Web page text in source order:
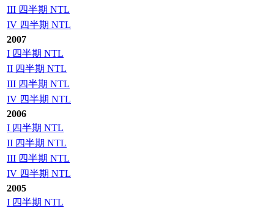
III 四半期 NTL
IV 四半期 NTL
2007
I 四半期 NTL
II 四半期 NTL
III 四半期 NTL
IV 四半期 NTL
2006
I 四半期 NTL
II 四半期 NTL
III 四半期 NTL
IV 四半期 NTL
2005
I 四半期 NTL